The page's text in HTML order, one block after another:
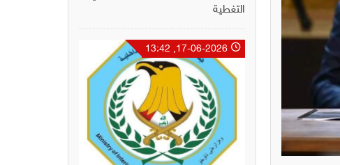
التغطية